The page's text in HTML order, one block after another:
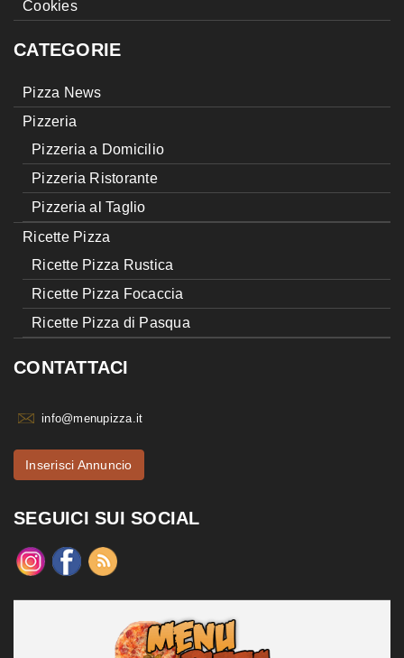
Cookies
CATEGORIE
Pizza News
Pizzeria
Pizzeria a Domicilio
Pizzeria Ristorante
Pizzeria al Taglio
Ricette Pizza
Ricette Pizza Rustica
Ricette Pizza Focaccia
Ricette Pizza di Pasqua
CONTATTACI
info@menupizza.it
Inserisci Annuncio
SEGUICI SUI SOCIAL